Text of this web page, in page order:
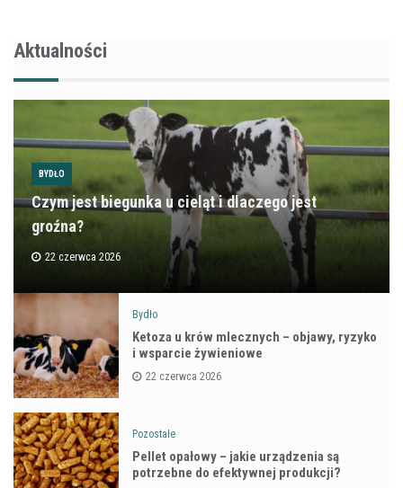
Aktualności
BYDŁO
Czym jest biegunka u cieląt i dlaczego jest
groźna?
22 czerwca 2026
Bydło
Ketoza u krów mlecznych – objawy, ryzyko
i wsparcie żywieniowe
22 czerwca 2026
Pozostałe
Pellet opałowy – jakie urządzenia są
potrzebne do efektywnej produkcji?